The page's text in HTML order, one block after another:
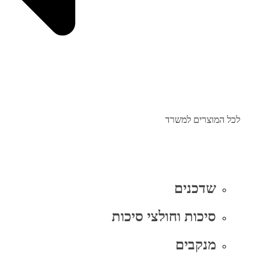
לכל המוצרים למשרד
שדכנים
סיכות וחולצי סיכות
מנקבים